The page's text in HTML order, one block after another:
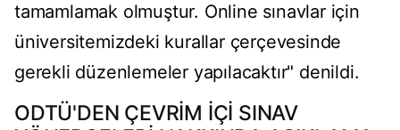
tamamlamak olmuştur. Online sınavlar için
üniversitemizdeki kurallar çerçevesinde
gerekli düzenlemeler yapılacaktır" denildi.
ODTÜ'DEN ÇEVRİM İÇİ SINAV